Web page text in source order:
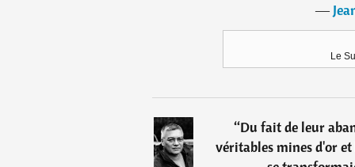
―
Le
“Du fait de leur
véritables mines d'or